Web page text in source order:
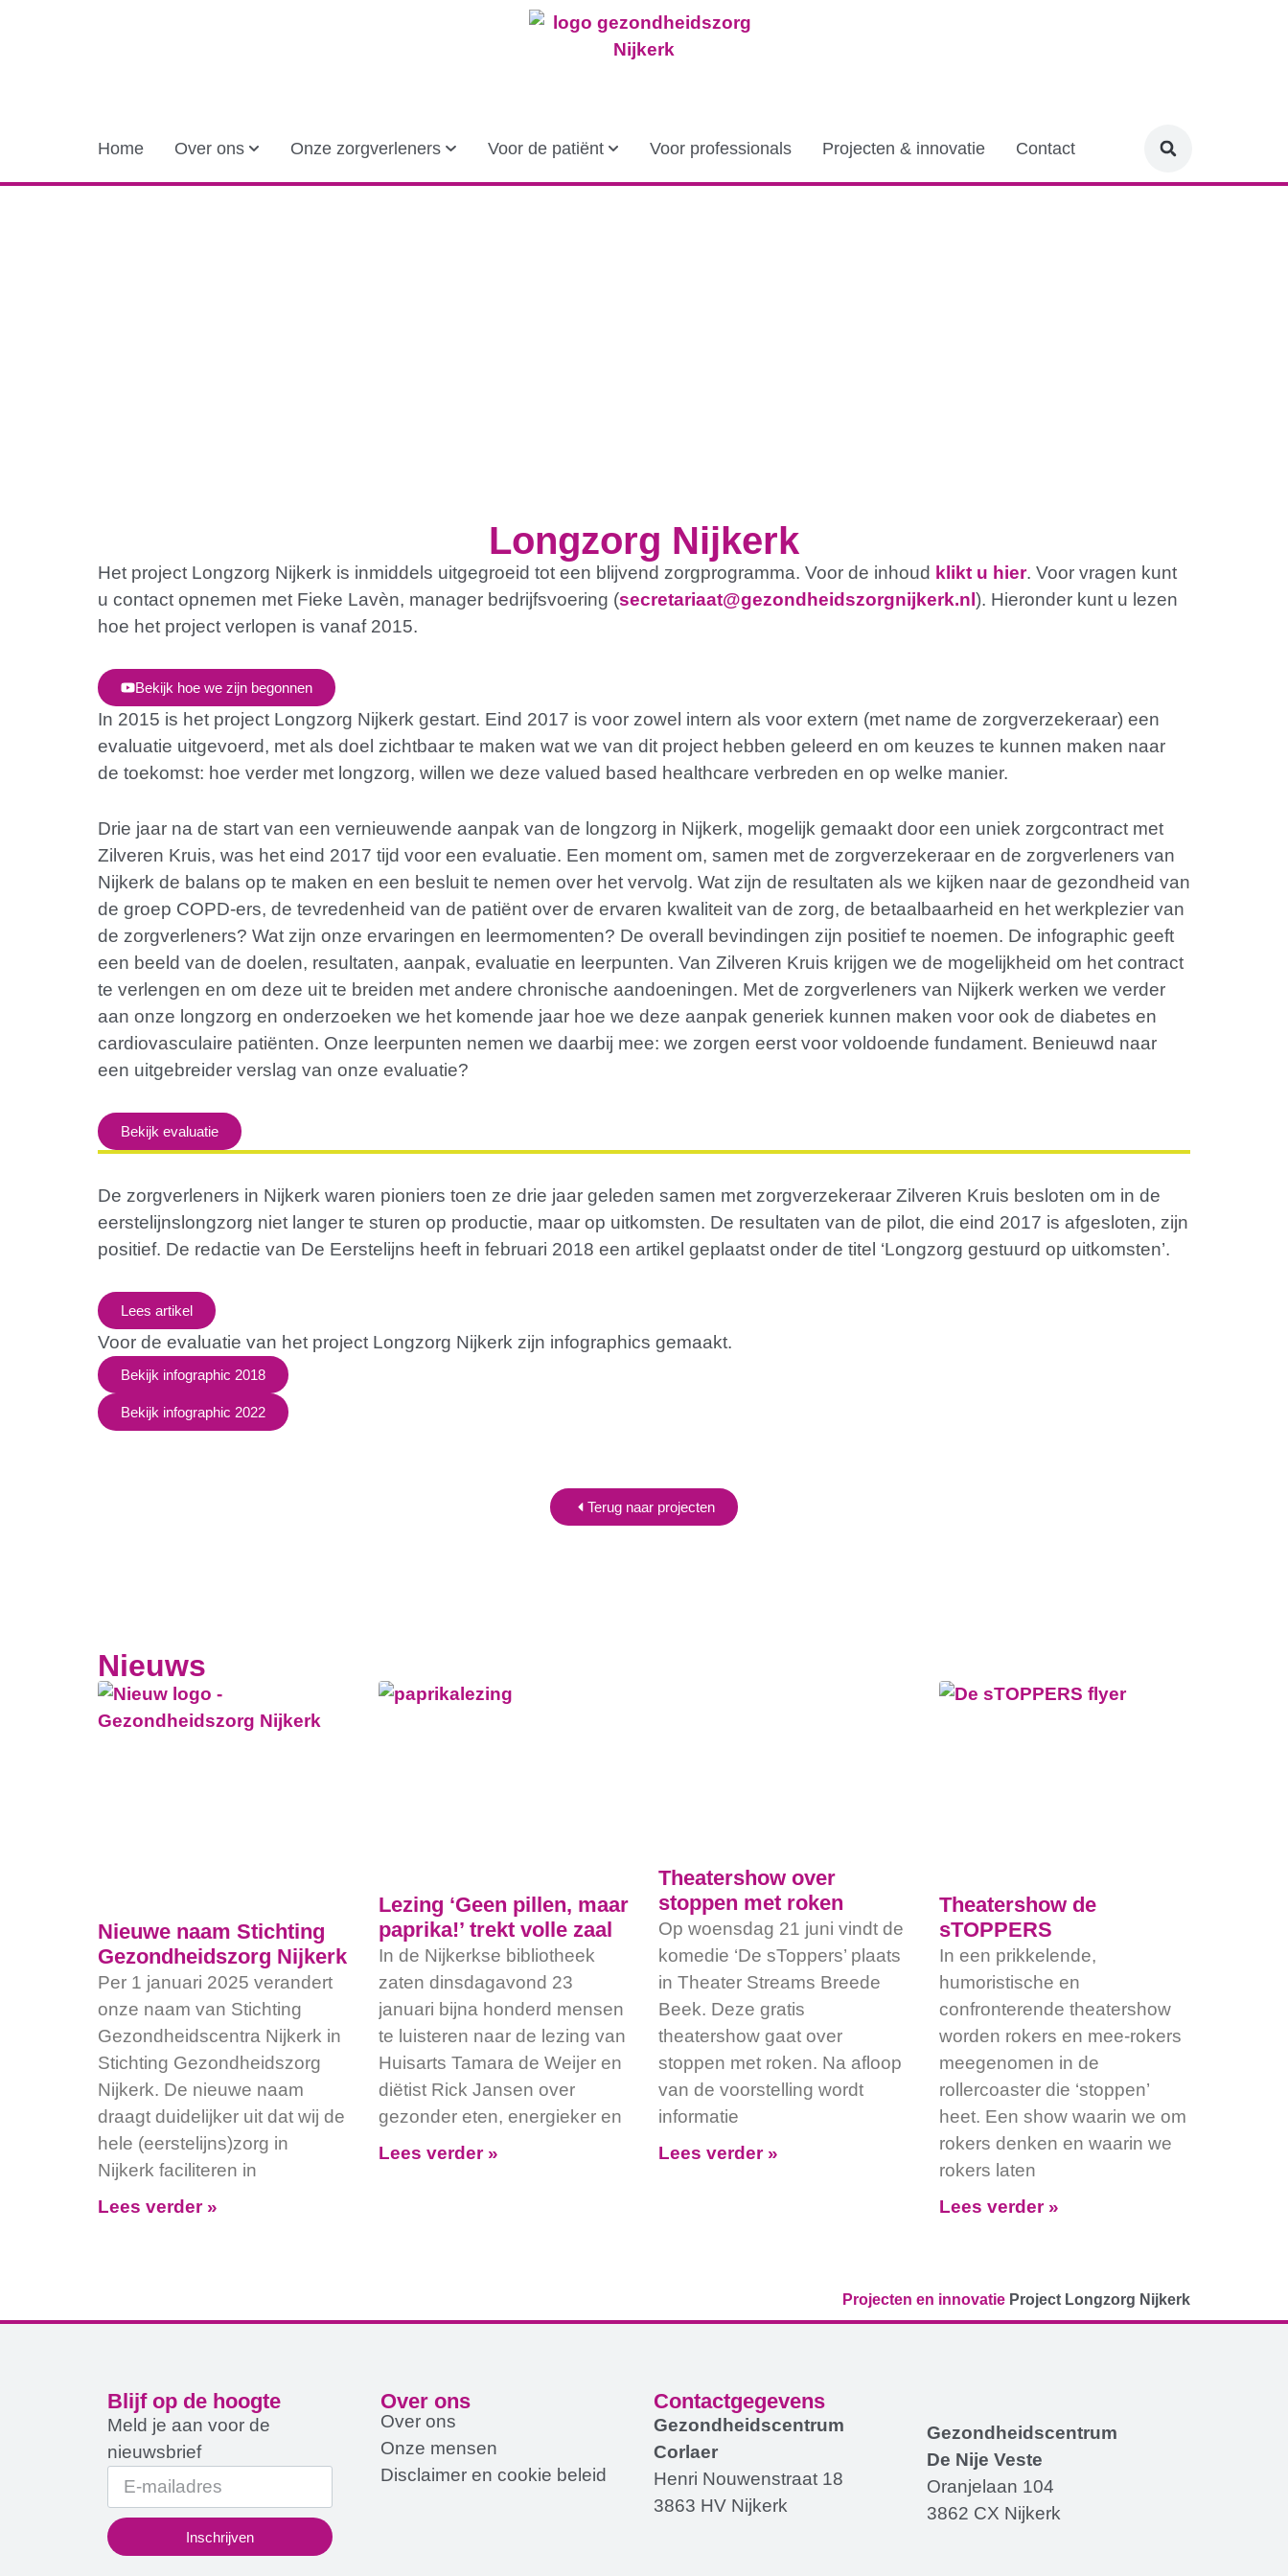
Home Over ons Onze zorgverleners Voor de patiënt Voor professionals Projecten & innovatie Contact
Longzorg Nijkerk
Het project Longzorg Nijkerk is inmiddels uitgegroeid tot een blijvend zorgprogramma. Voor de inhoud klikt u hier. Voor vragen kunt
u contact opnemen met Fieke Lavèn, manager bedrijfsvoering (secretariaat@gezondheidszorgnijkerk.nl ). Hieronder kunt u lezen
hoe het project verlopen is vanaf 2015.
Bekijk hoe we zijn begonnen
In 2015 is het project Longzorg Nijkerk gestart. Eind 2017 is voor zowel intern als voor extern (met name de zorgverzekeraar) een
evaluatie uitgevoerd, met als doel zichtbaar te maken wat we van dit project hebben geleerd en om keuzes te kunnen maken naar
de toekomst: hoe verder met longzorg, willen we deze valued based healthcare verbreden en op welke manier.
Drie jaar na de start van een vernieuwende aanpak van de longzorg in Nijkerk, mogelijk gemaakt door een uniek zorgcontract met
Zilveren Kruis, was het eind 2017 tijd voor een evaluatie. Een moment om, samen met de zorgverzekeraar en de zorgverleners van
Nijkerk de balans op te maken en een besluit te nemen over het vervolg. Wat zijn de resultaten als we kijken naar de gezondheid van
de groep COPD-ers, de tevredenheid van de patiënt over de ervaren kwaliteit van de zorg, de betaalbaarheid en het werkplezier van
de zorgverleners? Wat zijn onze ervaringen en leermomenten? De overall bevindingen zijn positief te noemen. De infographic geeft
een beeld van de doelen, resultaten, aanpak, evaluatie en leerpunten. Van Zilveren Kruis krijgen we de mogelijkheid om het contract
te verlengen en om deze uit te breiden met andere chronische aandoeningen. Met de zorgverleners van Nijkerk werken we verder
aan onze longzorg en onderzoeken we het komende jaar hoe we deze aanpak generiek kunnen maken voor ook de diabetes en
cardiovasculaire patiënten. Onze leerpunten nemen we daarbij mee: we zorgen eerst voor voldoende fundament. Benieuwd naar
een uitgebreider verslag van onze evaluatie?
Bekijk evaluatie
De zorgverleners in Nijkerk waren pioniers toen ze drie jaar geleden samen met zorgverzekeraar Zilveren Kruis besloten om in de
eerstelijnslongzorg niet langer te sturen op productie, maar op uitkomsten. De resultaten van de pilot, die eind 2017 is afgesloten, zijn
positief. De redactie van De Eerstelijns heeft in februari 2018 een artikel geplaatst onder de titel ‘Longzorg gestuurd op uitkomsten’.
Lees artikel
Voor de evaluatie van het project Longzorg Nijkerk zijn infographics gemaakt.
Bekijk infographic 2018
Bekijk infographic 2022
Terug naar projecten
Nieuws
Nieuwe naam Stichting
Gezondheidszorg Nijkerk
Per 1 januari 2025 verandert
onze naam van Stichting
Gezondheidscentra Nijkerk in
Stichting Gezondheidszorg
Nijkerk. De nieuwe naam
draagt duidelijker uit dat wij de
hele (eerstelijns)zorg in
Nijkerk faciliteren in
Lees verder »
Lezing ‘Geen pillen, maar
paprika!’ trekt volle zaal
In de Nijkerkse bibliotheek
zaten dinsdagavond 23
januari bijna honderd mensen
te luisteren naar de lezing van
Huisarts Tamara de Weijer en
diëtist Rick Jansen over
gezonder eten, energieker en
Lees verder »
Theatershow over
stoppen met roken
Op woensdag 21 juni vindt de
komedie ‘De sToppers’ plaats
in Theater Streams Breede
Beek. Deze gratis
theatershow gaat over
stoppen met roken. Na afloop
van de voorstelling wordt
informatie
Lees verder »
Theatershow de
sTOPPERS
In een prikkelende,
humoristische en
confronterende theatershow
worden rokers en mee-rokers
meegenomen in de
rollercoaster die ‘stoppen’
heet. Een show waarin we om
rokers denken en waarin we
rokers laten
Lees verder »
Projecten en innovatie Project Longzorg Nijkerk
Blijf op de hoogte
Meld je aan voor de
nieuwsbrief
Inschrijven
Over ons
Over ons
Onze mensen
Disclaimer en cookie beleid
Contactgegevens
Gezondheidscentrum
Corlaer
Henri Nouwenstraat 18
3863 HV Nijkerk
Gezondheidscentrum
De Nije Veste
Oranjelaan 104
3862 CX Nijkerk